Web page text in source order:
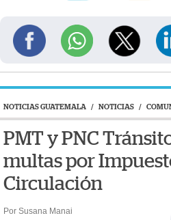
NOTICIAS GUATEMALA / NOTICIAS /
PMT y PNC
multas por
Circulación
Por Susana Manai